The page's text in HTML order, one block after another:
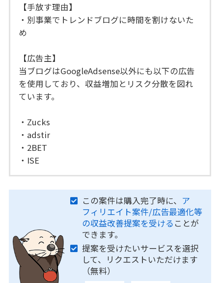
【手放す理由】
・別事業でトレンドブログに時間を割けないた
め
【広告主】
当ブログはGoogleAdsense以外にも以下の広告
を使用しており、収益増加とリスク分散を図れ
ています。
・Zucks
・adstir
・2BET
・ISE
この案件は購入完了時に、 ア
フィリエイト案件/広告最適化等
の収益改善提案を受ける ことが
できます。
提案を受けたいサービスを選択
して、リクエストいただけます
（無料）